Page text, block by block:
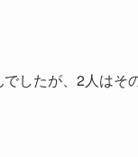
したが、2人はそ